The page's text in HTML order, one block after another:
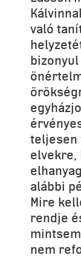
való
teljesen
elvekre,
alábbi
Mire
rendje
nem